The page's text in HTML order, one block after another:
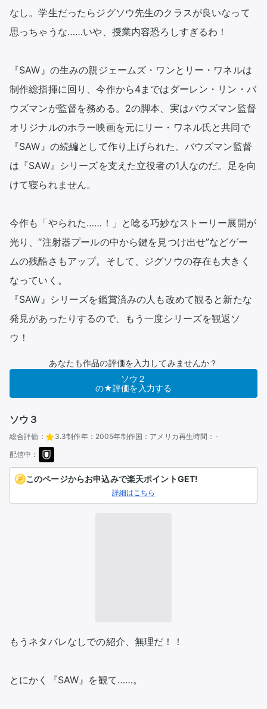
なし。学生だったらジグソウ先生のクラスが良いなって
思っちゃうな……いや、授業内容恐ろしすぎるわ！
『SAW』の生みの親ジェームズ・ワンとリー・ワネルは
制作総指揮に回り、今作から4まではダーレン・リン・バ
ウズマンが監督を務める。2の脚本、実はバウズマン監督
オリジナルのホラー映画を元にリー・ワネル氏と共同で
『SAW』の続編として作り上げられた。バウズマン監督
は『SAW』シリーズを支えた立役者の1人なのだ。足を向
けて寝られません。
今作も「やられた……！」と唸る巧妙なストーリー展開が
光り、“注射器プールの中から鍵を見つけ出せ”などゲー
ムの残酷さもアップ。そして、ジグソウの存在も大きく
なっていく。
『SAW』シリーズを鑑賞済みの人も改めて観ると新たな
発見があったりするので、もう一度シリーズを観返ソ
ウ！
あなたも作品の評価を入力してみませんか？
ソウ２
の★評価を入力する
ソウ３
総合評価： 3.3制作年： 2005年制作国： アメリカ再生時間： -
配信中：
このページからお申込みで楽天ポイントGET!
詳細はこちら
もうネタバレなしでの紹介、無理だ！！
とにかく『SAW』を観て……。